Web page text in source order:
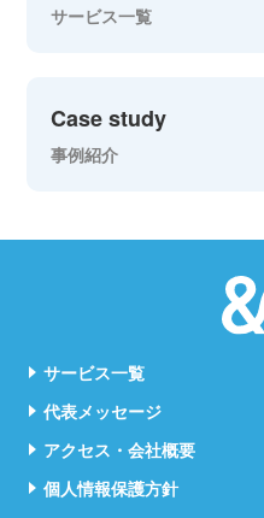
サービス一覧
Case study
事例紹介
サービス一覧
代表メッセージ
アクセス・会社概要
個人情報保護方針